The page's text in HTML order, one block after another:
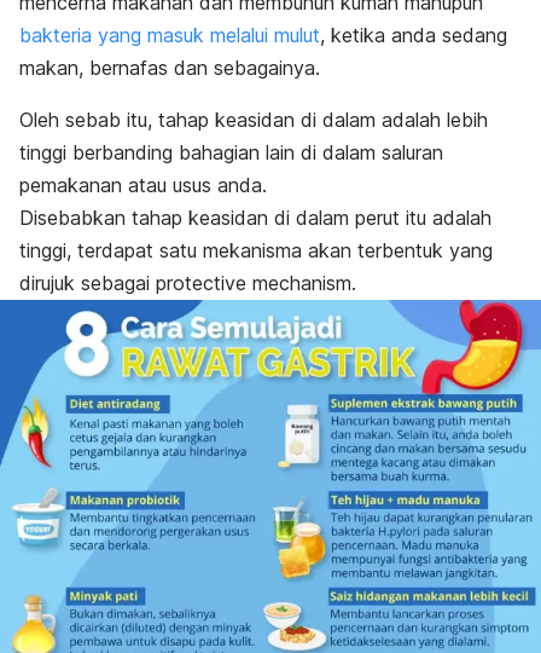
bakteria yang masuk melalui mulut, ketika anda sedang
makan, bernafas dan sebagainya.
Oleh sebab itu, tahap keasidan di dalam adalah lebih
tinggi berbanding bahagian lain di dalam saluran
pemakanan atau usus anda.
Disebabkan tahap keasidan di dalam perut itu adalah
tinggi, terdapat satu mekanisma akan terbentuk yang
dirujuk sebagai protective mechanism.